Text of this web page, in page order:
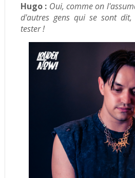
Hugo : Oui, comme on
d'autres gens qui se sont
tester !